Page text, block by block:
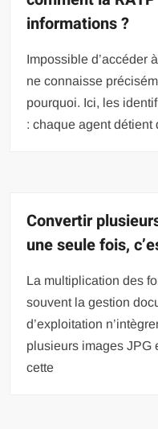
informations ?
Impossible d’accéder
ne connaisse
pourquoi. Ici, les
: chaque agent détient
Convertir
une seule fois,
La multiplication des
souvent la gestion
d’exploitation
plusieurs images JPG
cette